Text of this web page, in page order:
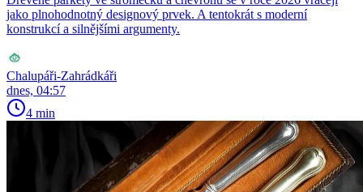
jako plnohodnotný designový prvek. A tentokrát s moderní
konstrukcí a silnějšími argumenty.
Chalupáři-Zahrádkáři
dnes, 04:57
4 min